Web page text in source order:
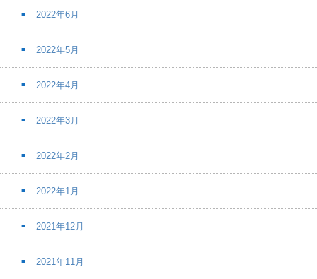
2022年6月
2022年5月
2022年4月
2022年3月
2022年2月
2022年1月
2021年12月
2021年11月